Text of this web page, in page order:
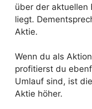
über der aktuellen
liegt.
Aktie.
Wenn du als
profitierst du
Umlauf sind, ist
Aktie höher.